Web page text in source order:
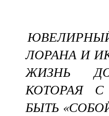
ЛОРАНА И
ЖИЗНЬ
КОТОРАЯ С
БЫТЬ